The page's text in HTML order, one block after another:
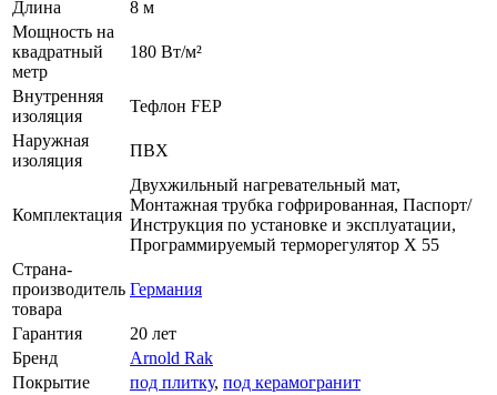
Длина
8 м
Мощность на
квадратный
метр
180 Вт/м²
Внутренняя
изоляция
Тефлон FEP
Наружная
изоляция
ПВХ
Комплектация
Двухжильный нагревательный мат,
Монтажная трубка гофрированная, Паспорт/
Инструкция по установке и эксплуатации,
Программируемый терморегулятор X 55
Страна-
производитель
товара
Германия
Гарантия
20 лет
Бренд
Arnold Rak
Покрытие
под плитку, под керамогранит